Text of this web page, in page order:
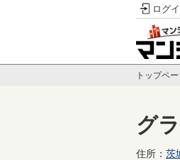
ログ
トップペー
グ
住所： 茨